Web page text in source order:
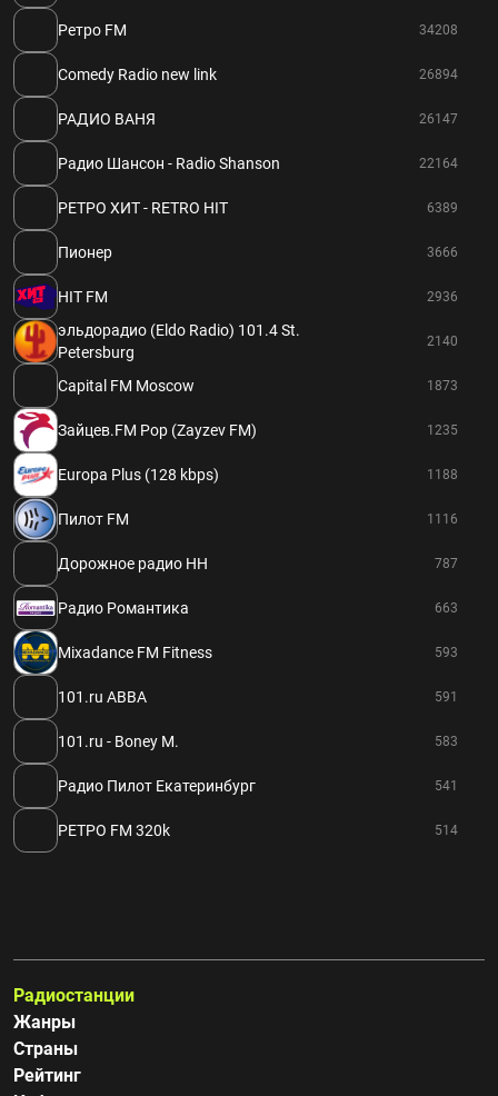
Ретро FM 34208
Comedy Radio new link 26894
РАДИО ВАНЯ 26147
Радио Шансон - Radio Shanson 22164
РЕТРО ХИТ - RETRO HIT 6389
Пионер 3666
HIT FM 2936
эльдорадио (Eldo Radio) 101.4 St.
Petersburg
2140
Capital FM Moscow 1873
Зайцев.FM Pop (Zayzev FM) 1235
Europa Plus (128 kbps) 1188
Пилот FM 1116
Дорожное радио НН 787
Радио Романтика 663
Mixadance FM Fitness 593
101.ru ABBA 591
101.ru - Boney M. 583
Радио Пилот Екатеринбург 541
РЕТРО FM 320k 514
Радиостанции
Жанры
Страны
Рейтинг